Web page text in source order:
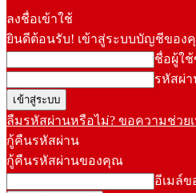
ลงชื่อเข้าใช้
ยินดีต้อนรับ! เข้าสู่ระบบบัญชีของ
ชื่อผู้ใ
รหัสผ่
ลืมรหัสผ่านหรือไม่? ขอความช่วย
กู้คืนรหัสผ่าน
กู้คืนรหัสผ่านของคุณ
อีเมล์